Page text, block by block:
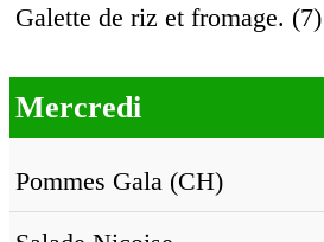
Galette de riz et fromage. (7)
Mercredi
Pommes Gala (CH)